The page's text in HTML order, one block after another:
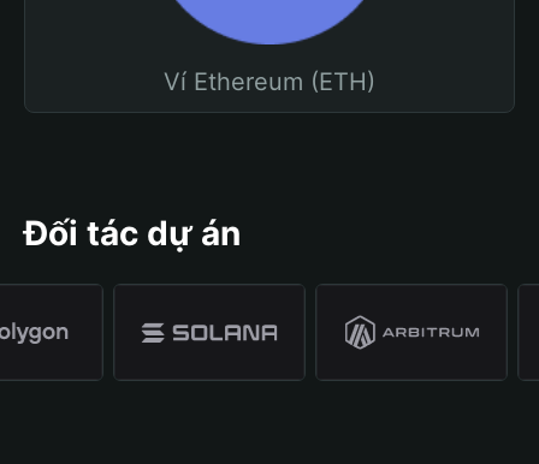
Ví Ethereum (ETH)
Đối tác dự án